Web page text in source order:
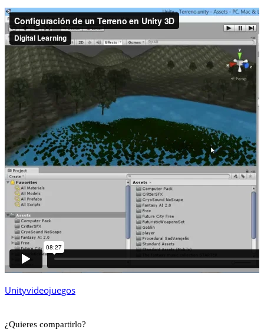
Unityvideojuegos
¿Quieres compartirlo?